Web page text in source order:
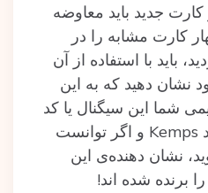
کارت جدید باید معاوضه
کارت مشابه را در
باید با استفاده از آن
نشان دهید که به این
شما این سیگنال یا کد
را گرفت، باید بلند بگوید Kemps و اگر توانست
نشان دهنده‌ی این
برنده شده اند!